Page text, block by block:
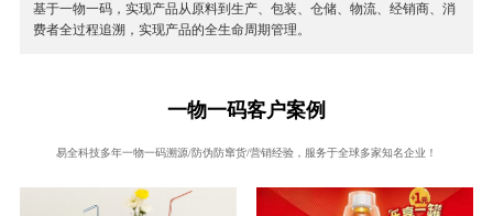
基于一物一码，实现产品从原料到生产、包装、仓储、物流、经销商、消
费者全过程追溯，实现产品的全生命周期管理。
一物一码客户案例
易全科技多年一物一码溯源/防伪防窜货/营销经验，服务于全球多家知名企业！